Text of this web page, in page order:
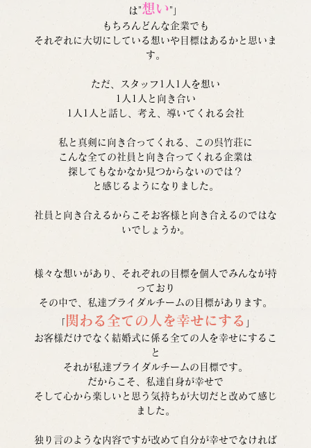
は"想い"」
もちろんどんな企業でも
それぞれに大切にしている想いや目標はあるかと思いま
す。
ただ、スタッフ1人1人を想い
1人1人と向き合い
1人1人と話し、考え、導いてくれる会社
私と真剣に向き合ってくれる、この呉竹荘に
こんな全ての社員と向き合ってくれる企業は
探してもなかなか見つからないのでは？
と感じるようになりました。
社員と向き合えるからこそお客様と向き合えるのではな
いでしょうか。
様々な想いがあり、それぞれの目標を個人でみんなが持
っており
その中で、私達ブライダルチームの目標があります。
関わる全ての人を幸せにする 」
お客様だけでなく結婚式に係る全ての人を幸せにするこ
と
それが私達ブライダルチームの目標です。
だからこそ、私達自身が幸せで
そして心から楽しいと思う気持ちが大切だと改めて感じ
ました。
独り言のような内容ですが改めて自分が幸せでなければ